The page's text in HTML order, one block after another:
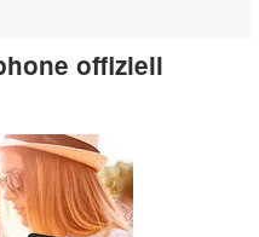
offiziell